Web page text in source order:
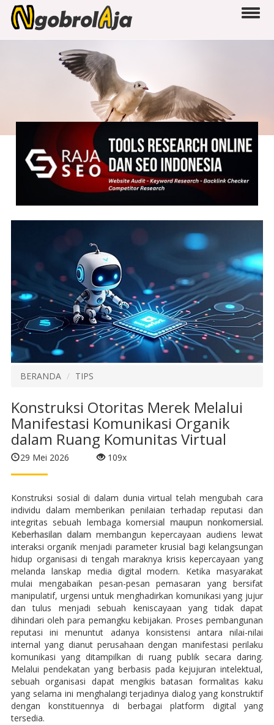
BERANDA TIPS
Konstruksi Otoritas Merek Melalui
Manifestasi Komunikasi Organik
dalam Ruang Komunitas Virtual
29 Mei 2026 109x
Konstruksi sosial di dalam dunia virtual telah mengubah cara
individu dalam memberikan penilaian terhadap reputasi dan
integritas sebuah lembaga komersial maupun nonkomersial.
Keberhasilan dalam membangun kepercayaan audiens lewat
interaksi organik menjadi parameter krusial bagi kelangsungan
hidup organisasi di tengah maraknya krisis kepercayaan yang
melanda lanskap media digital modern. Ketika masyarakat
mulai mengabaikan pesan-pesan pemasaran yang bersifat
manipulatif, urgensi untuk menghadirkan komunikasi yang jujur
dan tulus menjadi sebuah keniscayaan yang tidak dapat
dihindari oleh para pemangku kebijakan. Proses pembangunan
reputasi ini menuntut adanya konsistensi antara nilai-nilai
internal yang dianut perusahaan dengan manifestasi perilaku
komunikasi yang ditampilkan di ruang publik secara daring.
Melalui pendekatan yang berbasis pada kejujuran intelektual,
sebuah organisasi dapat mengikis batasan formalitas kaku
yang selama ini menghalangi terjadinya dialog yang konstruktif
dengan konstituennya di berbagai platform digital yang
tersedia.